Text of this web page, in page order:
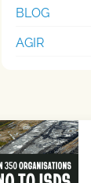
BLOG
AGIR